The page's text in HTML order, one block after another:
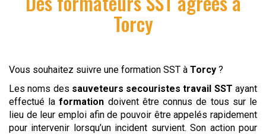
Torcy
Vous souhaitez suivre une formation SST à Torcy ?
Les noms des sauveteurs secouristes travail SST ayant
effectué laformation doivent être connus de tous sur le
lieu de leur emploi afin de pouvoir être appelés rapidement
pour intervenir lorsqu’un incident survient. Son action pour